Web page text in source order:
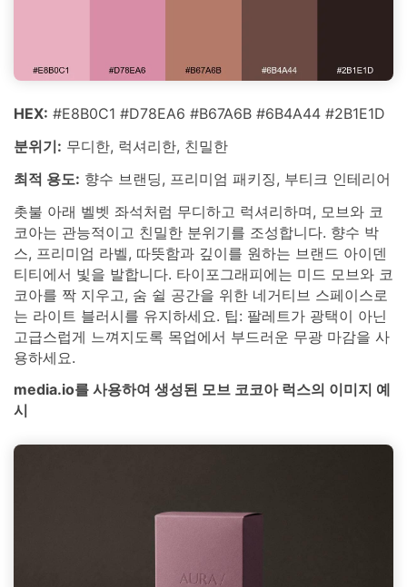
HEX: #E8B0C1 #D78EA6 #B67A6B #6B4A44 #2B1E1D
분위기: 무디한, 럭셔리한, 친밀한
최적 용도: 향수 브랜딩, 프리미엄 패키징, 부티크 인테리어
촛불 아래 벨벳 좌석처럼 무디하고 럭셔리하며, 모브와 코
코아는 관능적이고 친밀한 분위기를 조성합니다. 향수 박
스, 프리미엄 라벨, 따뜻함과 깊이를 원하는 브랜드 아이덴
티티에서 빛을 발합니다. 타이포그래피에는 미드 모브와 코
코아를 짝 지우고, 숨 쉴 공간을 위한 네거티브 스페이스로
는 라이트 블러시를 유지하세요. 팁: 팔레트가 광택이 아닌
고급스럽게 느껴지도록 목업에서 부드러운 무광 마감을 사
용하세요.
media.io를 사용하여 생성된 모브 코코아 럭스의 이미지 예
시